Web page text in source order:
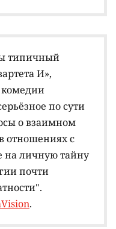
типичный
И»,
по сути
о взаимном
отношениях с
личную тайну
почти
.